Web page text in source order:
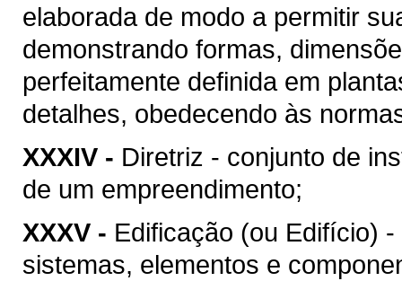
elaborada de modo a permitir
demonstrando formas,
perfeitamente definida em
detalhes, obedecendo às
XXXIV - Diretriz - conjunto de
de um empreendimento;
XXXV - Edificação (ou Edifício)
sistemas, elementos e